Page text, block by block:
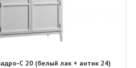
С 20 (белый лак + антик 24)